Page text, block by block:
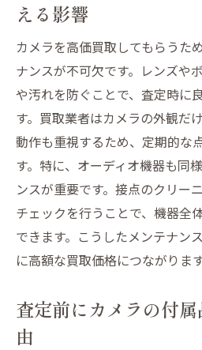
える影響
カメラを高価買取してもらうた
ナンスが不可欠です。レンズや
や汚れを防ぐことで、査定時に
す。買取業者はカメラの外観だ
動作も重視するため、定期的な
す。特に、オーディオ機器も同
ンスが重要です。接点のクリー
チェックを行うことで、機器全
できます。こうしたメンテナン
に高額な買取価格につながります
査定前にカメラの付
由